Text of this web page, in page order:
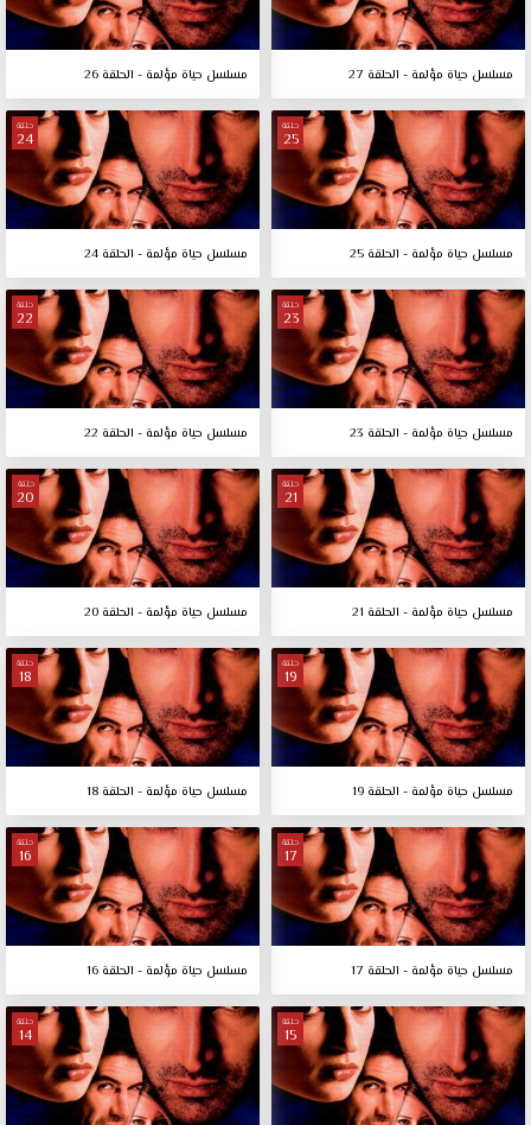
مسلسل حياة مؤلمة - الحلقة 27 مسلسل حياة مؤلمة - الحلقة 26
حلقة
25
مسلسل حياة مؤلمة - الحلقة 25
حلقة
24
مسلسل حياة مؤلمة - الحلقة 24
حلقة
23
مسلسل حياة مؤلمة - الحلقة 23
حلقة
22
مسلسل حياة مؤلمة - الحلقة 22
حلقة
21
مسلسل حياة مؤلمة - الحلقة 21
حلقة
20
مسلسل حياة مؤلمة - الحلقة 20
حلقة
19
مسلسل حياة مؤلمة - الحلقة 19
حلقة
18
مسلسل حياة مؤلمة - الحلقة 18
حلقة
17
مسلسل حياة مؤلمة - الحلقة 17
حلقة
16
مسلسل حياة مؤلمة - الحلقة 16
حلقة
15
حلقة
14